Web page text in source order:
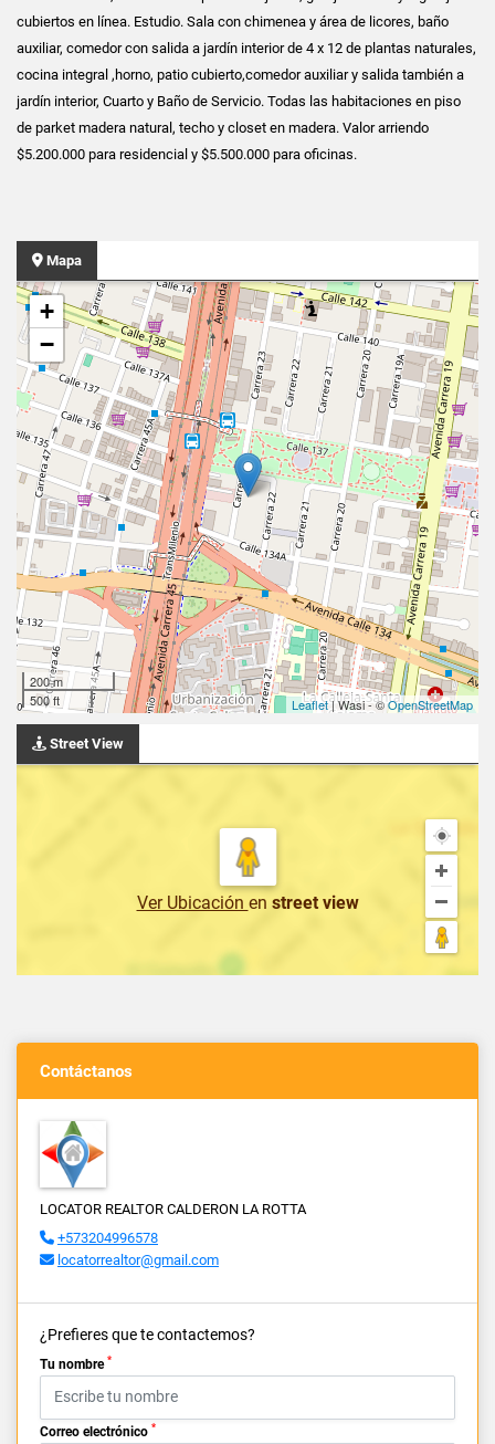
cubiertos en línea. Estudio. Sala con chimenea y área de licores, baño
auxiliar, comedor con salida a jardín interior de 4 x 12 de plantas naturales,
cocina integral ,horno, patio cubierto,comedor auxiliar y salida también a
jardín interior, Cuarto y Baño de Servicio. Todas las habitaciones en piso
de parket madera natural, techo y closet en madera. Valor arriendo
$5.200.000 para residencial y $5.500.000 para oficinas.
Mapa
+
−
200 m
500 ft
Leaflet| Wasi - ©OpenStreetMap
Street View
Ver Ubicación en street view
Contáctanos
LOCATOR REALTOR CALDERON LA ROTTA
+573204996578
locatorrealtor@gmail.com
¿Prefieres que te contactemos?
Tu nombre *
Correo electrónico *